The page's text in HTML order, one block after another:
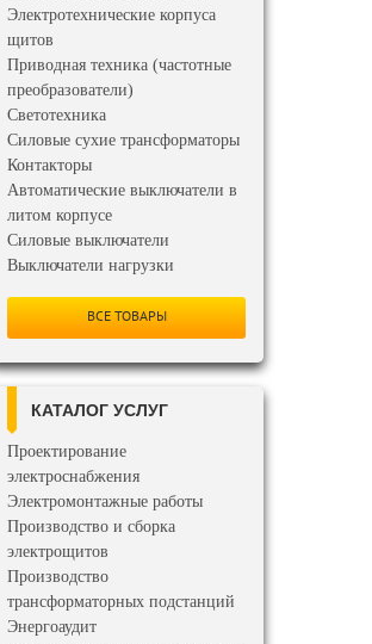
Электротехнические корпуса
щитов
Приводная техника (частотные
преобразователи)
Светотехника
Силовые сухие трансформаторы
Контакторы
Автоматические выключатели в
литом корпусе
Силовые выключатели
Выключатели нагрузки
ВСЕ ТОВАРЫ
КАТАЛОГ УСЛУГ
Проектирование
электроснабжения
Электромонтажные работы
Производство и сборка
электрощитов
Производство
трансформаторных подстанций
Энергоаудит